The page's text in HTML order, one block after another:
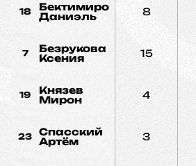
18
Бектимиров
Даниэль
8
7
Безрукова
Ксения
15
19
Князев
Мирон
4
23
Спасский
Артём
3